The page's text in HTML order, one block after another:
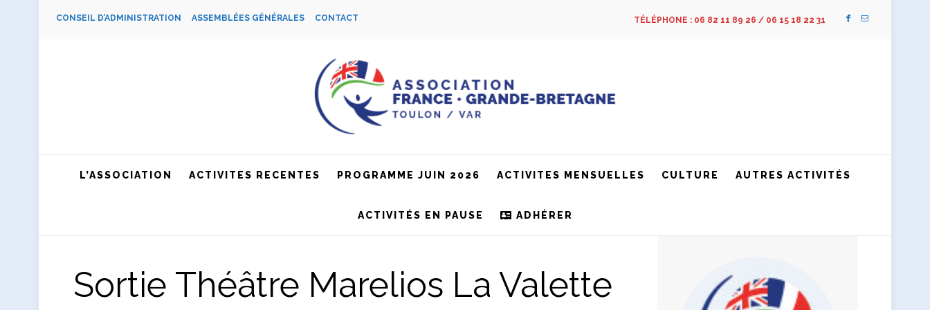
CONSEIL D’ADMINISTRATION ASSEMBLÉES GÉNÉRALES CONTACT TÉLÉPHONE : 06 82 11 89 26 / 06 15 18 22 31
L’ASSOCIATION ACTIVITES RECENTES PROGRAMME JUIN 2026 ACTIVITES MENSUELLES CULTURE AUTRES ACTIVITÉS
ACTIVITÉS EN PAUSE ADHÉRER
Sortie Théâtre Marelios La Valette